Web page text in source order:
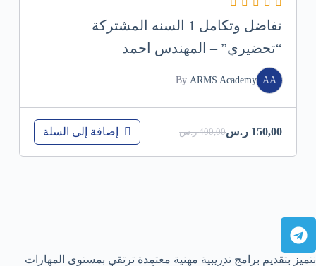
تفاضل وتكامل 1 السنه المشتركة
“تحضيري” – المهندس احمد
AA
By ARMS Academy
400,00 ر.س 150,00 ر.س إضافة إلى السلة
نتميز بتقديم برامج تدريبية مهنية معتمدة ترتقي بمستوى المهارات